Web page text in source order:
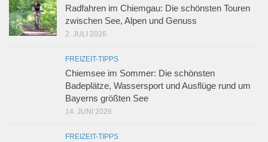
Radfahren im Chiemgau: Die schönsten Touren
zwischen See, Alpen und Genuss
2. JULI 2026
FREIZEIT-TIPPS
Chiemsee im Sommer: Die schönsten
Badeplätze, Wassersport und Ausflüge rund um
Bayerns größten See
14. JUNI 2026
FREIZEIT-TIPPS